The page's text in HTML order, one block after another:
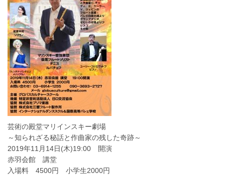
芸術の殿堂マリインスキー劇場
～知られざる秘話と作曲家の残した奇跡～
2019年11月14日(木)19:00 開演
赤羽会館 講堂
入場料 4500円 小学生2000円